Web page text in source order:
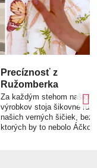
Precíznosť z
Ružomberka
Za každým stehom našich
výrobkov stoja šikovné ruky
našich verných šičiek, bez
ktorých by to nebolo Áčko.